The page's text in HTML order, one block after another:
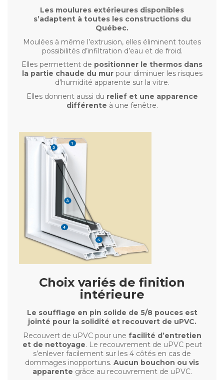
Les moulures extérieures disponibles
s’adaptent à toutes les constructions du
Québec.
Moulées à même l’extrusion, elles éliminent toutes
possibilités d’infiltration d’eau et de froid.
Elles permettent de positionner le thermos dans
la partie chaude du murpour diminuer les risques
d’humidité apparente sur la vitre.
Elles donnent aussi du relief et une apparence
différente à une fenêtre.
Choix variés de finition
intérieure
Le soufflage en pin solide de 5/8 pouces est
jointé pour la solidité et recouvert de uPVC.
Recouvert de uPVC pour une facilité d’entretien
et de nettoyage. Le recouvrement de uPVC peut
s’enlever facilement sur les 4 côtés en cas de
dommages inopportuns. Aucun bouchon ou vis
apparente grâce au recouvrement de uPVC.